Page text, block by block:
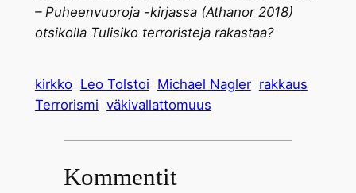
– Puheenvuoroja -kirjassa (Athanor 2018)
otsikolla Tulisiko terroristeja rakastaa?
kirkko Leo Tolstoi Michael Nagler rakkaus
Terrorismi väkivallattomuus
Kommentit